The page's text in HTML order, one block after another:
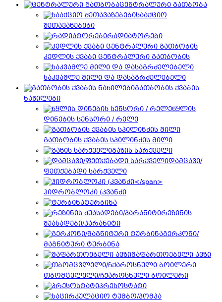
ცენტრალური გათბობა
სააქციო
შეთავაზებები
რადიატორები
კედლის ქვაბი ცენტრალური გათბობის
საკვამლე მილი და დასაგრძელებელი
გათბობის ქვაბის
ნაწილები
წყლის
დინების სენსორი / რელე
გათბობის ქვაბის სპილინძის მილი
გაზის სარქველი
დამცავი/
ფეთქებადი სარქველი
ჰიდრობლოკი (კვანძი
ტურბინა
რეზინის
შუასადები/პარანიტი
გერკონი/
მაგნიტური ტურბინა
მაფართოებელი ავზი
თბომცვლელი/ჩქაროსნული ბოილერი
პრესოსტატი